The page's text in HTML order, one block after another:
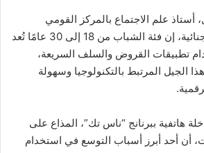
أستاذ علم الاجتماع بالمركز القومي
للبحوث الاجتماعية والجنائية، إن فئة الشباب من 18 إلى 30 عامًا تُعد
تطبيقات القروض والسلف السريعة،
الجيل المرتبط بالتكنولوجيا وسهولة
هاتفية ببرنانج “ناس تك”، المذاع على
أن أحد أبرز أسباب التوسع في استخدام